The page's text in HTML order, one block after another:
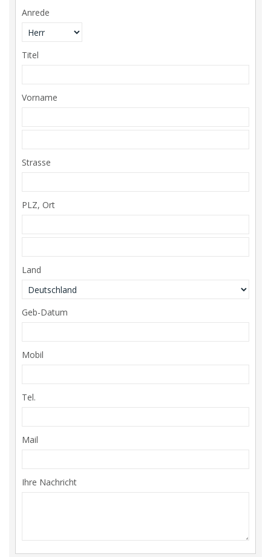
Anrede
Titel
Vorname
Strasse
PLZ, Ort
Land
Geb-Datum
Mobil
Tel.
Mail
Ihre Nachricht